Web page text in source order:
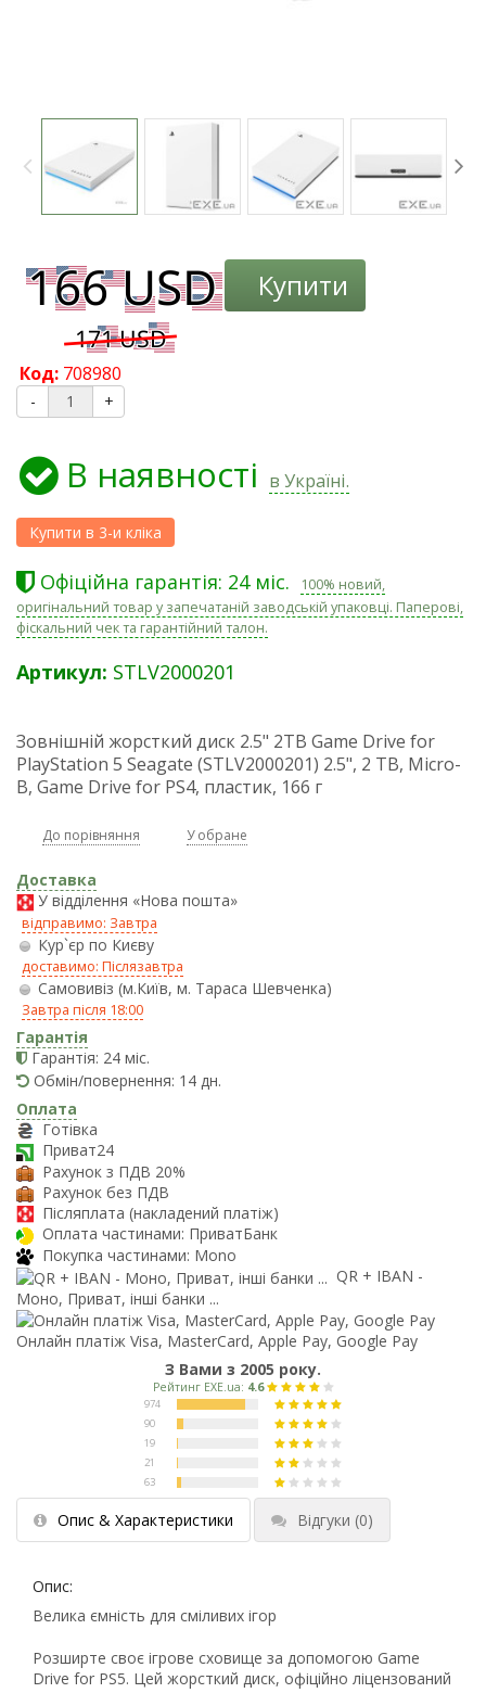
Купити
Код: 708980
- +
В наявності в Україні.
Офіційна гарантія: 24 міс.
100% новий,
оригінальний товар у запечатаній заводській упаковці. Паперові,
фіскальний чек та гарантійний талон.
Артикул: STLV2000201
Зовнішній жорсткий диск 2.5" 2TB Game Drive for
PlayStation 5 Seagate (STLV2000201) 2.5", 2 TB, Micro-
B, Game Drive for PS4, пластик, 166 г
До порівняння У обране
Доставка
У відділення «Нова пошта»
відправимо: Завтра
Кур`єр по Києву
доставимо: Післязавтра
Самовивіз (м.Київ, м. Тараса Шевченка)
Завтра після 18:00
Гарантія
Гарантія: 24 міс.
Обмін/повернення: 14 дн.
Оплата
Готівка
Приват24
Рахунок з ПДВ 20%
Рахунок без ПДВ
Післяплата (накладений платіж)
Оплата частинами: ПриватБанк
Покупка частинами: Mono
QR + IBAN -
Моно, Приват, інші банки ...
Онлайн платіж Visa, MasterCard, Apple Pay, Google Pay
З Вами з 2005 року.
Опис & Характеристики Відгуки (0)
Опис:
Велика ємність для сміливих ігор
Розширте своє ігрове сховище за допомогою Game
Drive for PS5. Цей жорсткий диск, офіційно ліцензований